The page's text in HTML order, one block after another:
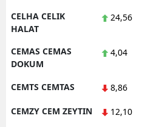
CELHA CELIK
HALAT
24,56
CEMAS CEMAS
DOKUM
4,04
CEMTS CEMTAS 8,86
CEMZY CEM ZEYTIN 12,10